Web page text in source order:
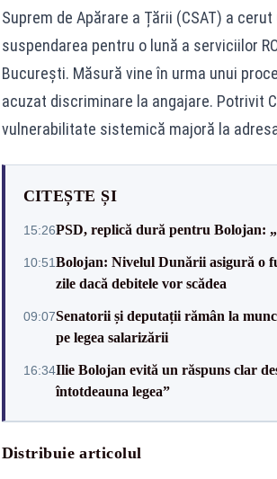
Suprem de Apărare a Țării (CSAT) a
suspendarea pentru o lună a serviciilor
București. Măsură vine în urma unui
acuzat discriminare la angajare. Potrivit
vulnerabilitate sistemică majoră la
CITEȘTE ȘI
15:26PSD, replică dură pentru Bolojan:
10:51Bolojan: Nivelul Dunării asigură o
zile dacă debitele vor scădea
09:07Senatorii și deputații rămân la
pe legea salarizării
16:34Ilie Bolojan evită un răspuns clar
întotdeauna legea”
Distribuie articolul